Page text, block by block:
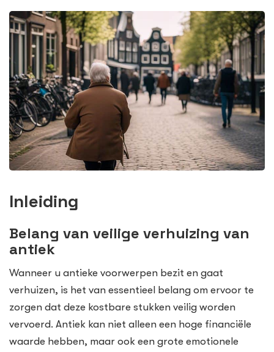
Inleiding
Belang van veilige verhuizing van
antiek
Wanneer u antieke voorwerpen bezit en gaat
verhuizen, is het van essentieel belang om ervoor te
zorgen dat deze kostbare stukken veilig worden
vervoerd. Antiek kan niet alleen een hoge financiële
waarde hebben, maar ook een grote emotionele